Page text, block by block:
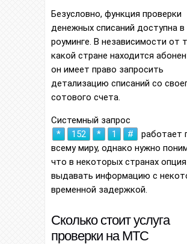
Безусловно, функция проверки
денежных списаний доступна в
роуминге. В независимости от
какой стране находится
он имеет право запросить
детализацию списаний со
сотового счета.
Системный запрос
*
152 * 1 #
работает
всему миру, однако нужно
что в некоторых странах
выдавать информацию с
временной задержкой.
Сколько стоит услуга
проверки на МТС